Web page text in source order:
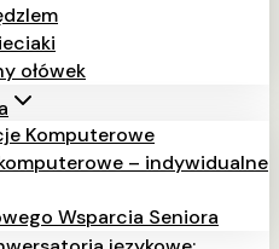
ołówek
Komputerowe
– indywidualne
Wsparcia Seniora